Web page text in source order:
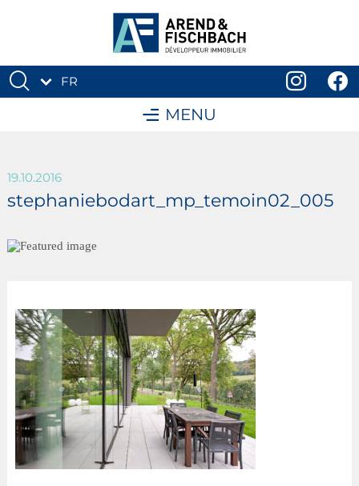
FR
MENU
19.10.2016
stephaniebodart_mp_temoin02_005